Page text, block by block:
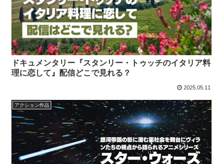
ドキュメンタリー『スタンリー・トゥッチのイタリア料
理に恋して』配信どこで見れる？
2025.05.11
アクション作品